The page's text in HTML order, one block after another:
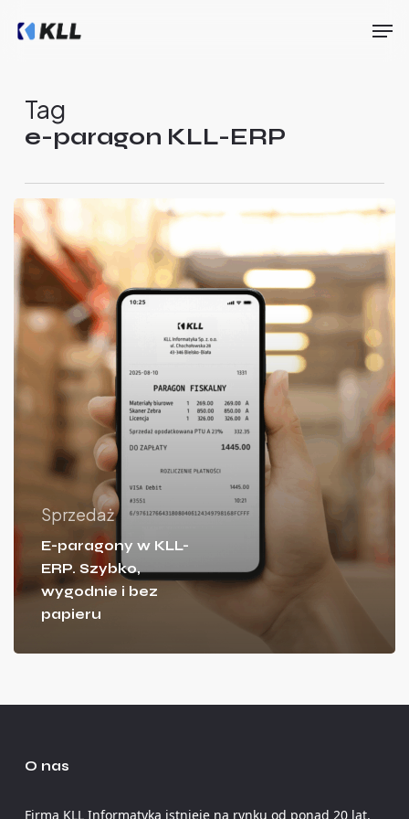
Tag
e-paragon KLL-ERP
Sprzedaż
E-paragony w KLL-
ERP. Szybko,
wygodnie i bez
papieru
O nas
Firma KLL Informatyka istnieje na rynku od ponad 20 lat.